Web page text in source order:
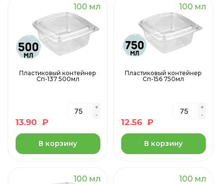
100 мл
Пластиковый контейнер
Сп-137 500мл
13.90 ₽
В корзину
100 мл
Пластиковый контейнер
Сп-156 750мл
12.56 ₽
В корзину
100 мл 100 мл